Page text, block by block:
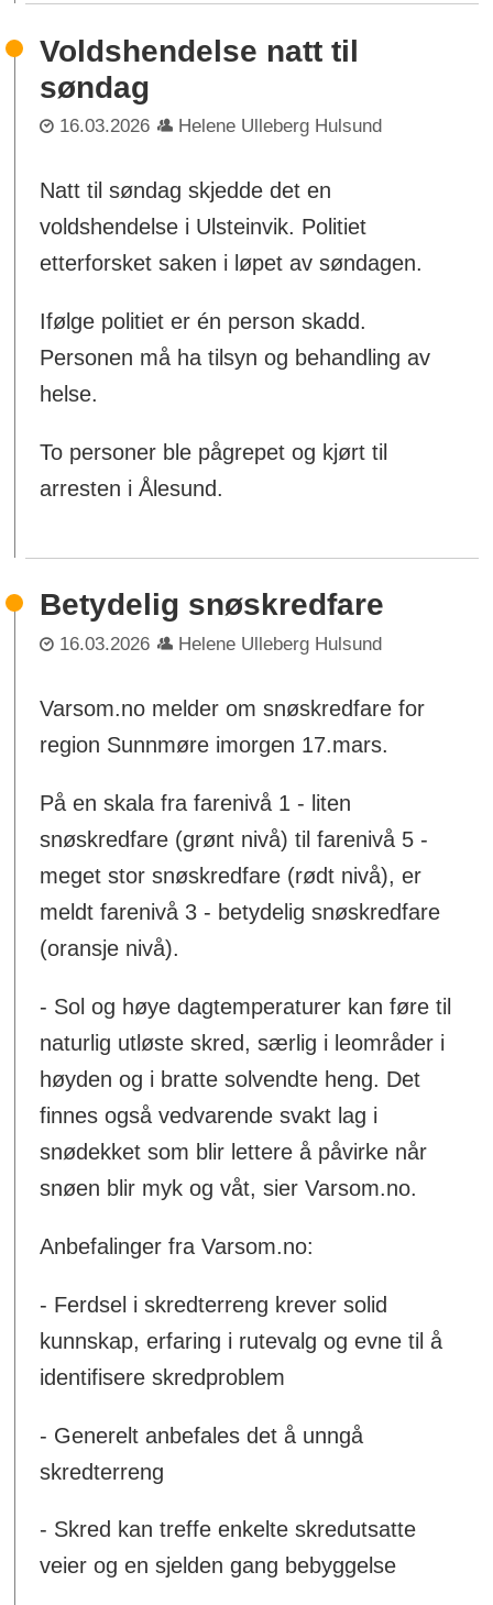
Voldshendelse natt til
søndag
16.03.2026 Helene Ulleberg Hulsund
Natt til søndag skjedde det en
voldshendelse i Ulsteinvik. Politiet
etterforsket saken i løpet av søndagen.
Ifølge politiet er én person skadd.
Personen må ha tilsyn og behandling av
helse.
To personer ble pågrepet og kjørt til
arresten i Ålesund.
Betydelig snøskredfare
16.03.2026 Helene Ulleberg Hulsund
Varsom.no melder om snøskredfare for
region Sunnmøre imorgen 17.mars.
På en skala fra farenivå 1 - liten
snøskredfare (grønt nivå) til farenivå 5 -
meget stor snøskredfare (rødt nivå), er
meldt farenivå 3 - betydelig snøskredfare
(oransje nivå).
- Sol og høye dagtemperaturer kan føre til
naturlig utløste skred, særlig i leområder i
høyden og i bratte solvendte heng. Det
finnes også vedvarende svakt lag i
snødekket som blir lettere å påvirke når
snøen blir myk og våt, sier Varsom.no.
Anbefalinger fra Varsom.no:
- Ferdsel i skredterreng krever solid
kunnskap, erfaring i rutevalg og evne til å
identifisere skredproblem
- Generelt anbefales det å unngå
skredterreng
- Skred kan treffe enkelte skredutsatte
veier og en sjelden gang bebyggelse